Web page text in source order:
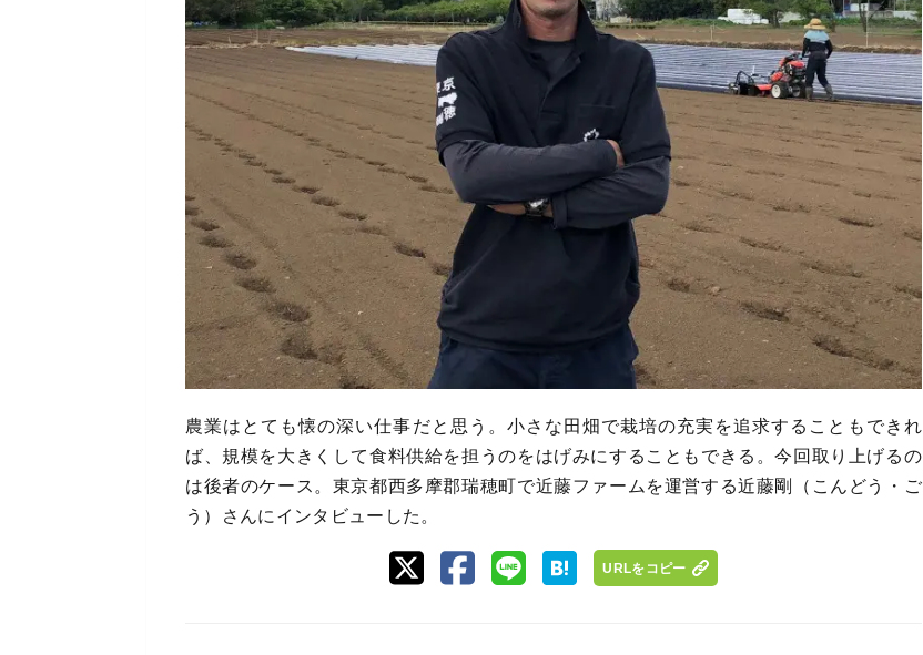
農業はとても懐の深い仕事だと思う。小さな田畑で栽培の充実を追求することもできれ
ば、規模を大きくして食料供給を担うのをはげみにすることもできる。今回取り上げるの
は後者のケース。東京都西多摩郡瑞穂町で近藤ファームを運営する近藤剛（こんどう・ご
う）さんにインタビューした。
URLをコピー